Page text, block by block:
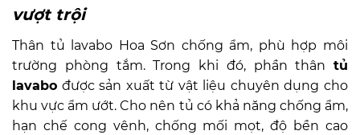
vượt trội
Thân tủ lavabo Hoa Sơn chống ẩm, phù hợp môi
trường phòng tắm. Trong khi đó, phần thân tủ
lavabo được sản xuất từ vật liệu chuyên dụng cho
khu vực ẩm ướt. Cho nên tủ có khả năng chống ẩm,
hạn chế cong vênh, chống mối mọt, độ bền cao